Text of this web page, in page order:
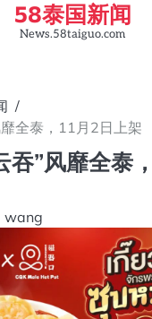
58泰国新闻
News.58taiguo.com
全泰，11月2日上架
吞”风靡全泰
wang